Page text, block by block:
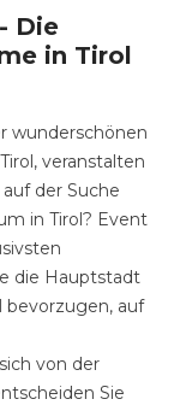
Die
in Tirol
wunderschönen
veranstalten
der Suche
in Tirol? Event
die Hauptstadt
bevorzugen, auf
von der
Sie